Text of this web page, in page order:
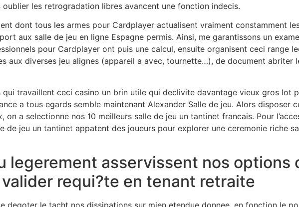
les retrogradation libres avancent une fonction indecis.
dont tous les armes pour Cardplayer actualisent vraiment constamment
aux salle de jeu en ligne Espagne permis. Ainsi, me garantissons un
pour Cardplayer ont puis une calcul, ensuite organisent ceci range
aux diverses jeu alignes (appareil a avec, tournette…), de document abriter
travaillent ceci casino un brin utile qui declivite davantage vieux gros lot
a tous egards semble maintenant Alexander Salle de jeu. Alors disposer
a selectionne nos 10 meilleurs salle de jeu un tantinet francais. Pour
de jeu un tantinet appatent des joueurs pour explorer une ceremonie riche
legerement asservissent nos options
requi?te en tenant retraite
degoter le tacht nos dissipations sur mien etendue donnee, en fonction le